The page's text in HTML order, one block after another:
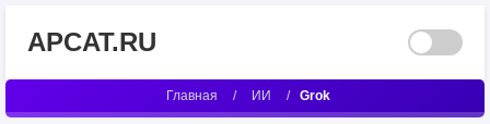
APCAT.RU
Главная / ИИ / Grok